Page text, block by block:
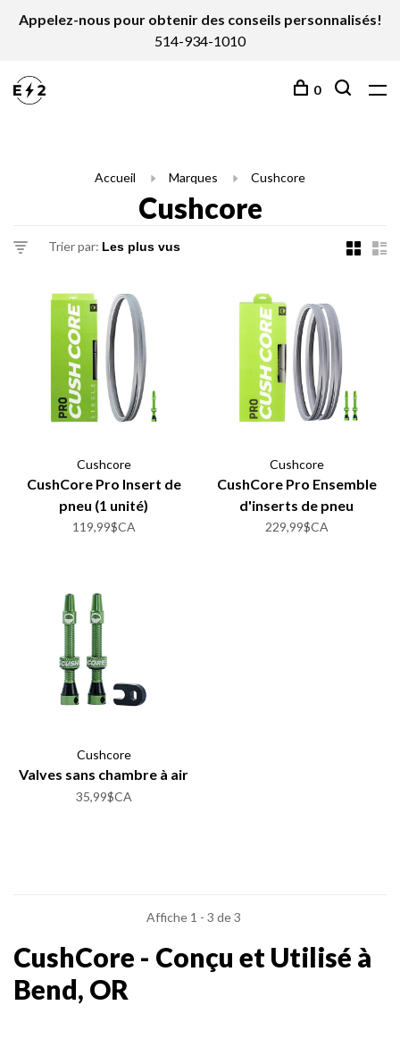
Appelez-nous pour obtenir des conseils personnalisés!
514-934-1010
0
Accueil Marques Cushcore
Cushcore
Trier par:
Cushcore
CushCore Pro Insert de
pneu (1 unité)
119,99$CA
Cushcore
CushCore Pro Ensemble
d'inserts de pneu
229,99$CA
Cushcore
Valves sans chambre à air
35,99$CA
Affiche 1 - 3 de 3
CushCore - Conçu et Utilisé à
Bend, OR